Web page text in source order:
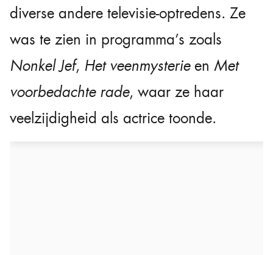
diverse andere televisie-optredens. Ze
was te zien in programma’s zoals
Nonkel Jef, Het veenmysterieen Met
voorbedachte rade, waar ze haar
veelzijdigheid als actrice toonde.